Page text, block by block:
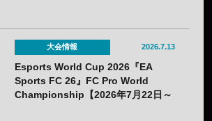
大会情報 2026.7.13
Esports World Cup 2026『EA
Sports FC 26』FC Pro World
Championship【2026年7月22日～